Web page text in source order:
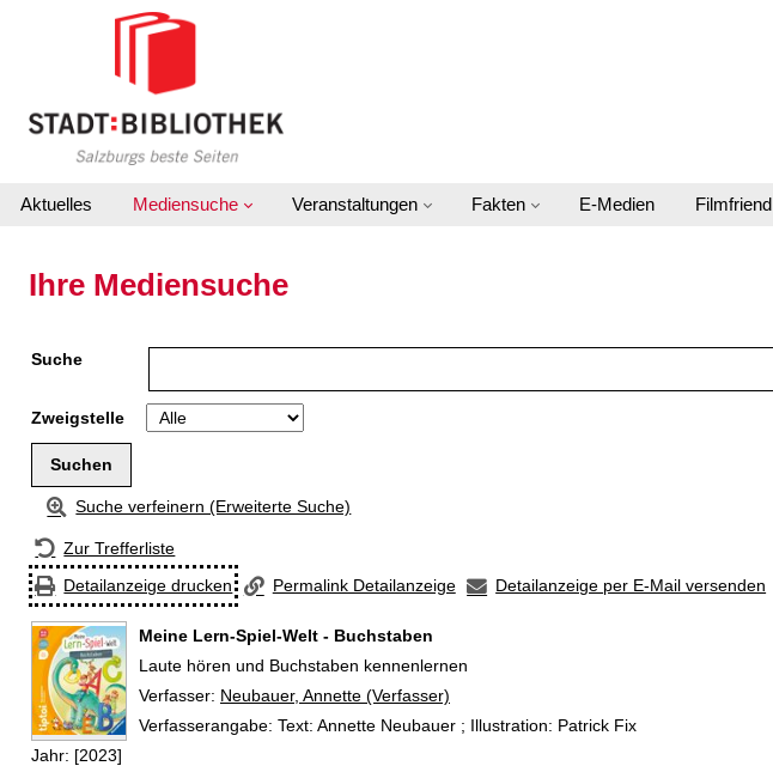
Zur Detailanzeige springen
Aktuelles Mediensuche Veranstaltungen Fakten E-Medien Filmfriend
Ihre Mediensuche
Suche
Zweigstelle
Suche verfeinern (Erweiterte Suche)
Zur Trefferliste
Detailanzeige drucken
Permalink Detailanzeige Detailanzeige per E-Mail versenden
Meine Lern-Spiel-Welt - Buchstaben
Laute hören und Buchstaben kennenlernen
Verfasser: Suche nach diesem Verfasser
Neubauer, Annette (Verfasser)
Verfasserangabe: Text: Annette Neubauer ; Illustration: Patrick Fix
Jahr: [2023]